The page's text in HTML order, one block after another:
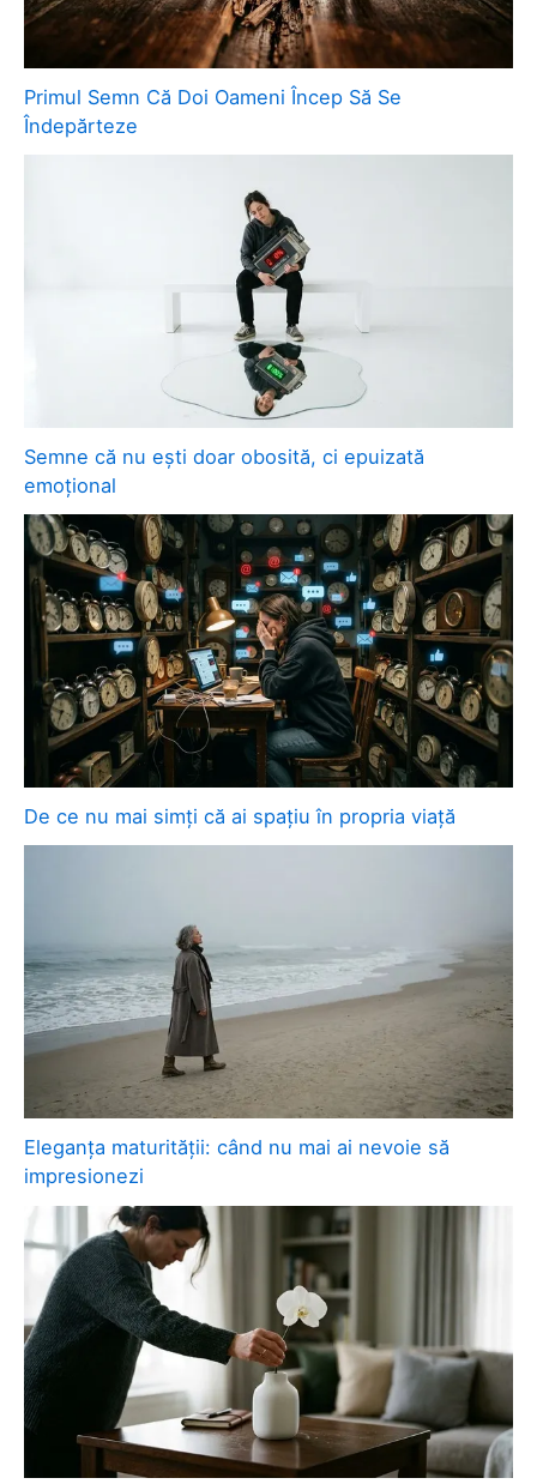
Primul Semn Că Doi Oameni Încep Să Se
Îndepărteze
Semne că nu ești doar obosită, ci epuizată
emoțional
De ce nu mai simți că ai spațiu în propria viață
Eleganța maturității: când nu mai ai nevoie să
impresionezi